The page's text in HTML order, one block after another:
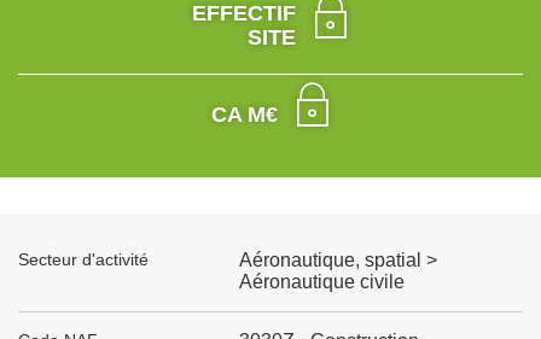
EFFECTIF
SITE
CA M€
Secteur d'activité
Aéronautique, spatial >
Aéronautique civile